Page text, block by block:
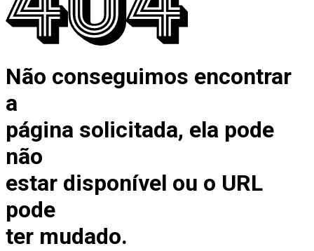
Não conseguimos encontrar
a
página solicitada, ela pode
não
estar disponível ou o URL
pode
ter mudado.